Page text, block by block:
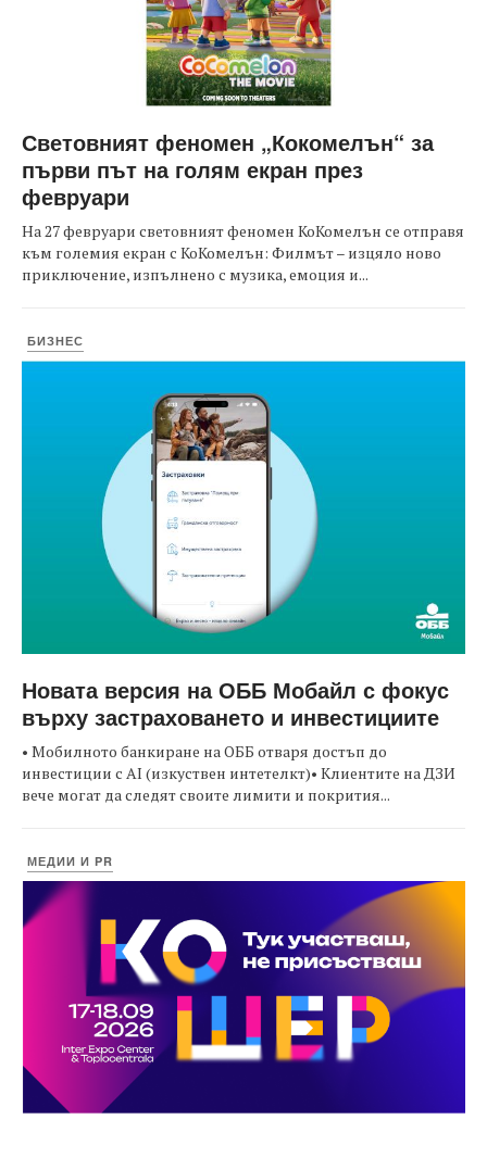
Световният феномен „Кокомелън“ за
първи път на голям екран през
февруари
На 27 февруари световният феномен КоКомелън се отправя
към големия екран с КоКомелън: Филмът – изцяло ново
приключение, изпълнено с музика, емоция и...
БИЗНЕС
Новата версия на ОББ Мобайл с фокус
върху застраховането и инвестициите
• Мобилното банкиране на ОББ отваря достъп до
инвестиции с AI (изкуствен интетелкт)• Клиентите на ДЗИ
вече могат да следят своите лимити и покрития...
МЕДИИ И PR